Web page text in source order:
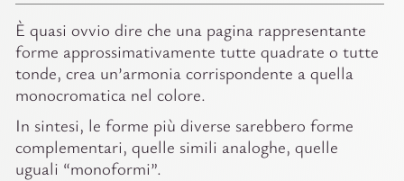
È quasi ovvio dire che una pagina rappresentante
forme approssimativamente tutte quadrate o tutte
tonde, crea un’armonia corrispondente a quella
monocromatica nel colore.
In sintesi, le forme più diverse sarebbero forme
complementari, quelle simili analoghe, quelle
uguali “monoformi”.